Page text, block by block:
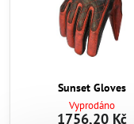
Sunset Gloves
Vyprodáno
1756,20 Kč